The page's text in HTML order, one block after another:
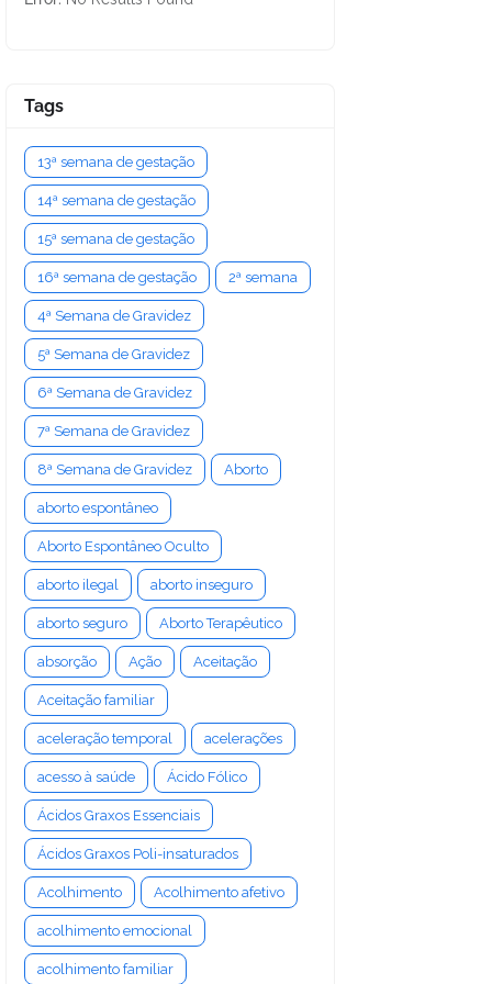
Tags
13ª semana de gestação
14ª semana de gestação
15ª semana de gestação
16ª semana de gestação 2ª semana
4ª Semana de Gravidez
5ª Semana de Gravidez
6ª Semana de Gravidez
7ª Semana de Gravidez
8ª Semana de Gravidez Aborto
aborto espontâneo
Aborto Espontâneo Oculto
aborto ilegal aborto inseguro
aborto seguro Aborto Terapêutico
absorção Ação Aceitação
Aceitação familiar
aceleração temporal acelerações
acesso à saúde Ácido Fólico
Ácidos Graxos Essenciais
Ácidos Graxos Poli-insaturados
Acolhimento Acolhimento afetivo
acolhimento emocional
acolhimento familiar